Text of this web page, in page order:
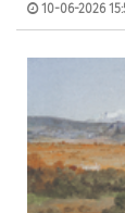
10-06-2026